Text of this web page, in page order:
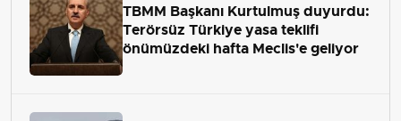
TBMM Başkanı Kurtulmuş duyurdu:
Terörsüz Türkiye yasa teklifi
önümüzdeki hafta Meclis'e geliyor